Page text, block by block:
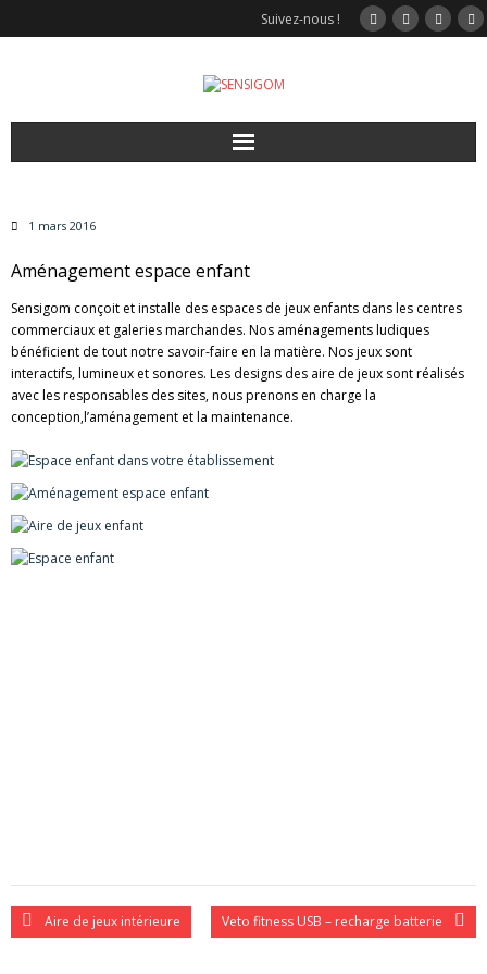
Suivez-nous !
Jeux interactifs
Sport
Modulgom
Sensipark
Contact
1 mars 2016
Aménagement espace enfant
Sensigom conçoit et installe des espaces de jeux enfants dans les centres
commerciaux et galeries marchandes. Nos aménagements ludiques
bénéficient de tout notre savoir-faire en la matière. Nos jeux sont
interactifs, lumineux et sonores. Les designs des aire de jeux sont réalisés
avec les responsables des sites, nous prenons en charge la
conception,l’aménagement et la maintenance.
Aire de jeux intérieure Veto fitness USB – recharge batterie